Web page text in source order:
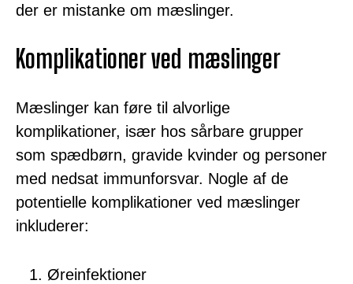
der er mistanke om mæslinger.
Komplikationer ved mæslinger
Mæslinger kan føre til alvorlige
komplikationer, især hos sårbare grupper
som spædbørn, gravide kvinder og personer
med nedsat immunforsvar. Nogle af de
potentielle komplikationer ved mæslinger
inkluderer:
Øreinfektioner